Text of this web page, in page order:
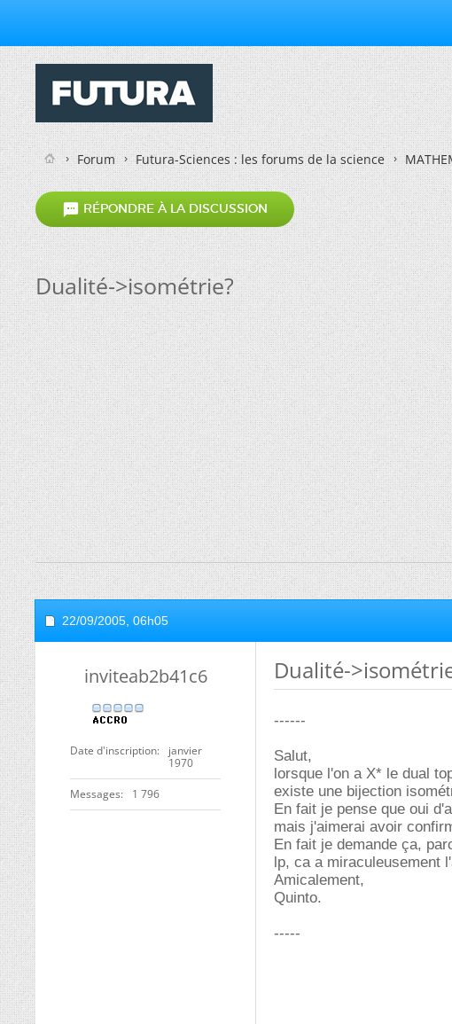
Forum Futura-Sciences : les forums de la science
 RÉPONDRE À LA DISCUSSION
Dualité->isométrie?
22/09/2005, 06h05
inviteab2b41c6
Date d'inscription
janvier
1970
Messages 1 796
Dualité-
------
Salut,
lorsque l'on a X* le dual
existe une bijection
En fait je pense que oui
mais j'aimerai avoir
En fait je demande ça,
lp, ca a miraculeusement
Amicalement,
Quinto.
-----